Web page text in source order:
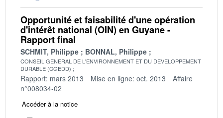
Opportunité et faisabilité d'une opération
d'intérêt national (OIN) en Guyane -
Rapport final
SCHMIT, Philippe BONNAL, Philippe
CONSEIL GENERAL DE L'ENVIRONNEMENT ET DU DEVELOPPEMENT
DURABLE (CGEDD)
Rapport: mars 2013 Mise en ligne: oct. 2013
Affaire
n°008034-02
Accéder à la notice